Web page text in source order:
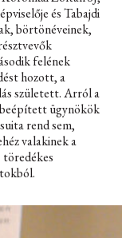
és Tabajdi
börtönéveinek,
felének
hozott, a
született. Arról a
beépített ügynökök
rend sem,
valakinek a